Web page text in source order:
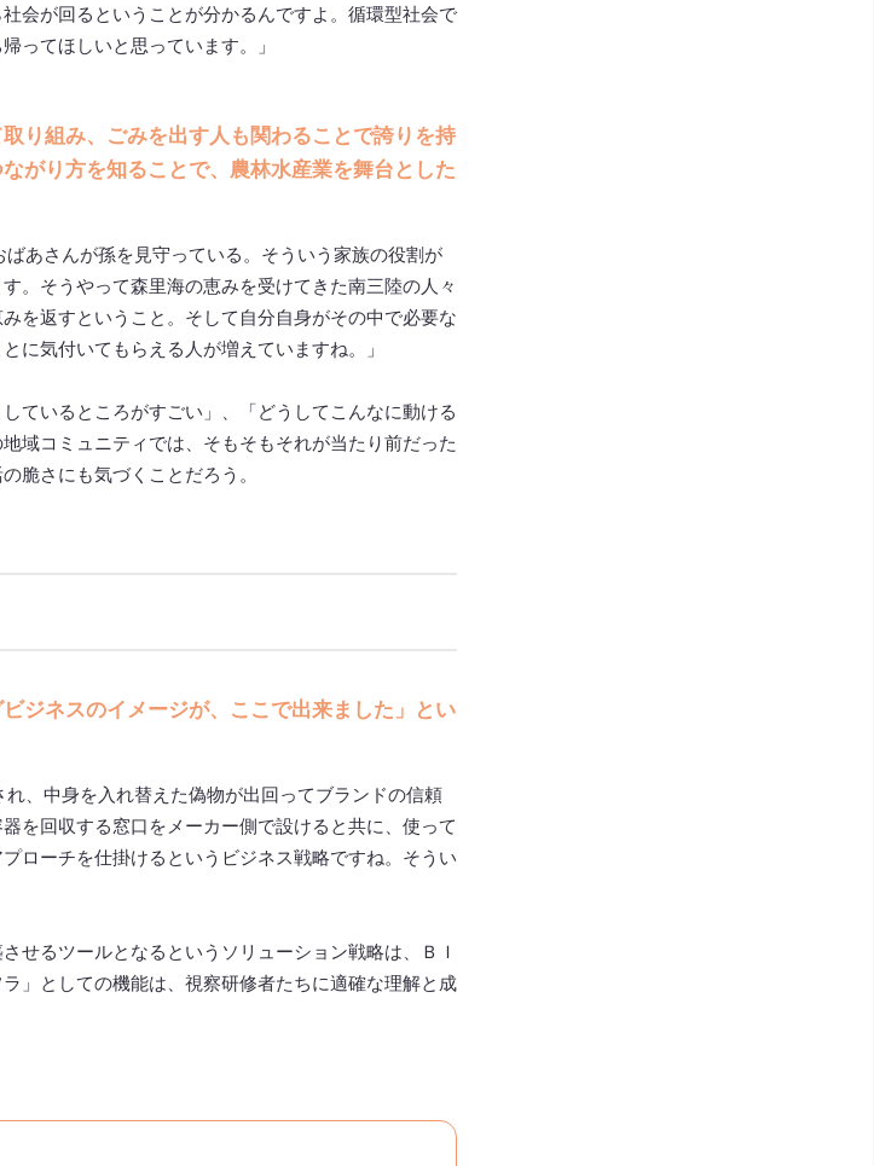
会が回るということが分かるんですよ。循環型社会で
ってほしいと思っています。」
り組み、ごみを出す人も関わることで誇りを持
がり方を知ることで、農林水産業を舞台とした
あさんが孫を見守っている。そういう家族の役割が
。そうやって森里海の恵みを受けてきた南三陸の人々
を返すということ。そして自分自身がその中で必要な
に気付いてもらえる人が増えていますね。」
ているところがすごい」、「どうしてこんなに動ける
域コミュニティでは、そもそもそれが当たり前だった
脆さにも気づくことだろう。
ジネスのイメージが、ここで出来ました」とい
、中身を入れ替えた偽物が出回ってブランドの信頼
を回収する窓口をメーカー側で設けると共に、使って
ローチを仕掛けるというビジネス戦略ですね。そうい
せるツールとなるというソリューション戦略は、ＢＩ
」としての機能は、視察研修者たちに適確な理解と成